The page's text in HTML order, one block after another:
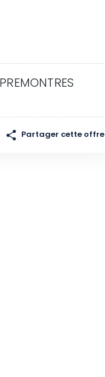
Partager cette offre